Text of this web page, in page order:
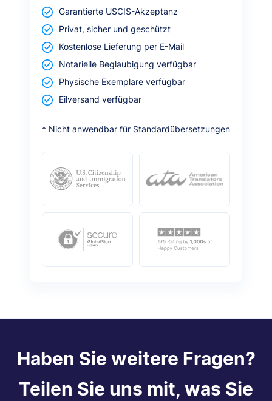
Garantierte USCIS-Akzeptanz
Privat, sicher und geschützt
Kostenlose Lieferung per E-Mail
Notarielle Beglaubigung verfügbar
Physische Exemplare verfügbar
Eilversand verfügbar
* Nicht anwendbar für Standardübersetzungen
Haben Sie weitere Fragen?
Teilen Sie uns mit, was Sie